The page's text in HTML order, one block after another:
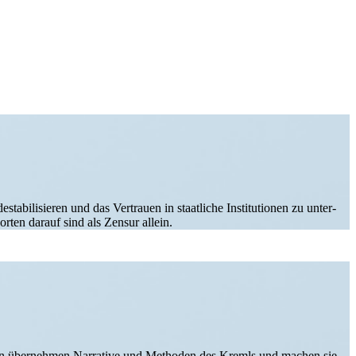
und das Vertrauen in staat­liche Insti­tu­tionen zu unter­
darauf sind als Zensur allein.